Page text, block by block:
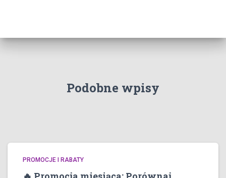
Podobne wpisy
PROMOCJE I RABATY